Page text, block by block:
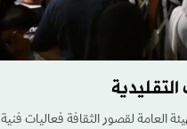
العامة لقصور الثقافة فعاليات فنية